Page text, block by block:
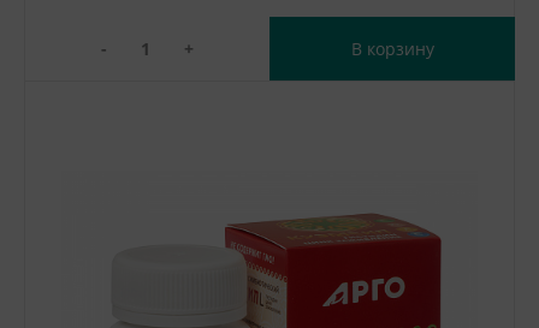
- + В корзину